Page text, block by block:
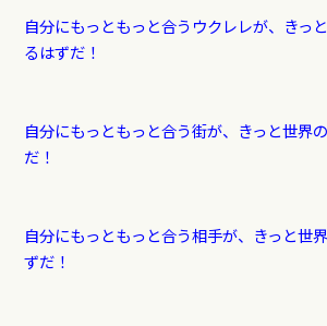
自分にもっともっと合うウクレレが、きっ
るはずだ！
自分にもっともっと合う街が、きっと世界
だ！
自分にもっともっと合う相手が、きっと世
ずだ！